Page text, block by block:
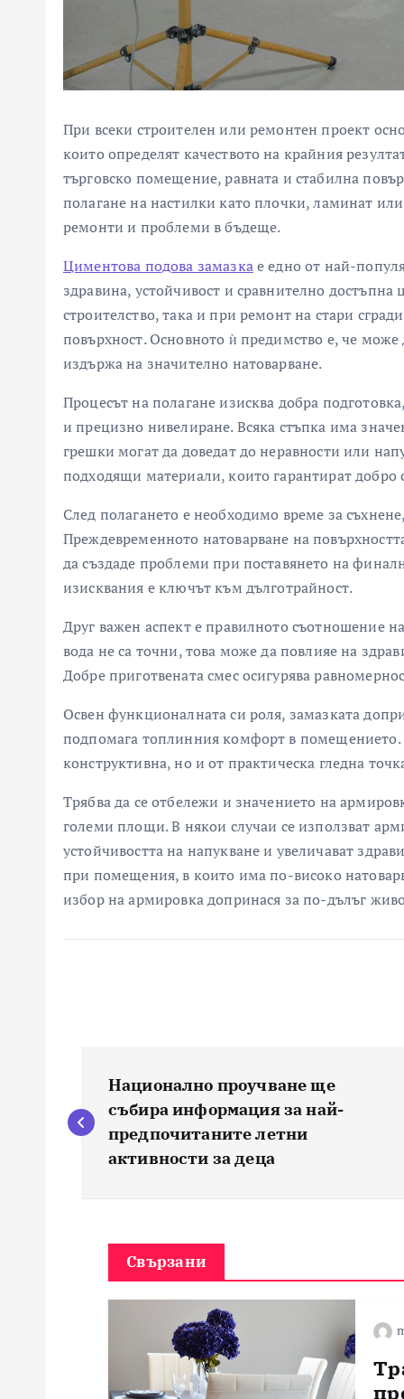
При всеки строителен или ремонтен проект
които определят качеството на крайния
търговско помещение, равната и стабилна
полагане на настилки като плочки, ламинат
ремонти и проблеми в бъдеще.
Циментова подова замазкае едно от най-
здравина, устойчивост и сравнително
строителство, така и при ремонт на стари
повърхност. Основното ѝ предимство е, че
издържа на значително натоварване.
Процесът на полагане изисква добра
и прецизно нивелиране. Всяка стъпка има
грешки могат да доведат до неравности или
подходящи материали, които гарантират добро
След полагането е необходимо време за
Преждевременното натоварване на
да създаде проблеми при поставянето на
изисквания е ключът към дълготрайност.
Друг важен аспект е правилното съотношение
вода не са точни, това може да повлияе на
Добре приготвената смес осигурява
Освен функционалната си роля, замазката
подпомага топлинния комфорт в помещението.
конструктивна, но и от практическа гледна
Трябва да се отбележи и значението на
големи площи. В някои случаи се използват
устойчивостта на напукване и увеличават
при помещения, в които има по-високо
избор на армировка допринася за по-дълъг
а
Национално проучване ще
събира информация за най-
предпочитаните летни
активности за деца
Свързани